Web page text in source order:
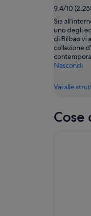
9.4/10
Sia
uno degli
di Bilbao vi
collezione
Nascondi
Vai alle
Cose